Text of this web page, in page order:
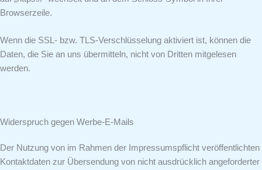
Browserzeile.
Wenn die SSL- bzw. TLS-Verschlüsselung aktiviert ist, können die
Daten, die Sie an uns übermitteln, nicht von Dritten mitgelesen
werden.
Widerspruch gegen Werbe-E-Mails
Der Nutzung von im Rahmen der Impressumspflicht veröffentlichten
Kontaktdaten zur Übersendung von nicht ausdrücklich angeforderter